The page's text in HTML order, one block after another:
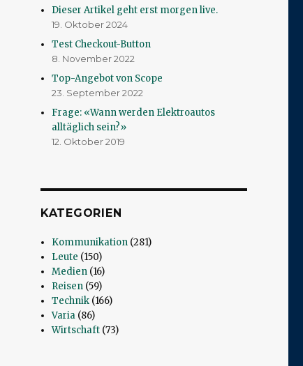
Dieser Artikel geht erst morgen live.
19. Oktober 2024
Test Checkout-Button
8. November 2022
Top-Angebot von Scope
23. September 2022
Frage: «Wann werden Elektroautos
alltäglich sein?»
12. Oktober 2019
KATEGORIEN
Kommunikation (281)
Leute (150)
Medien (16)
Reisen (59)
Technik (166)
Varia (86)
Wirtschaft (73)